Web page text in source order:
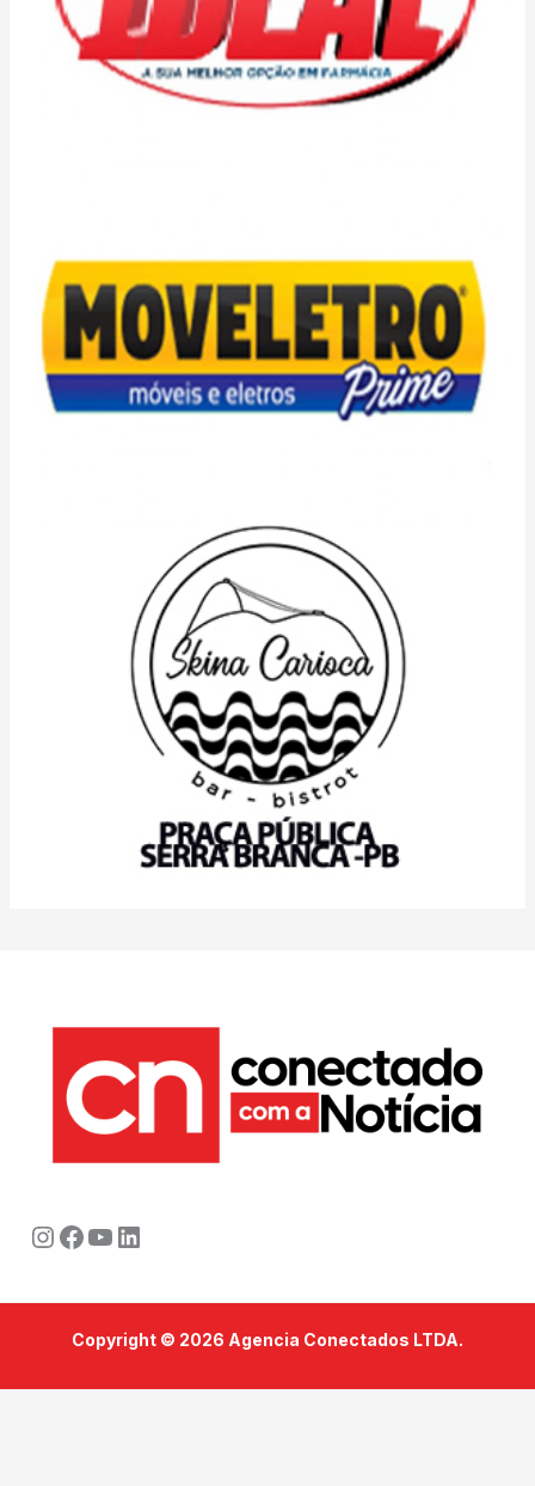
Instagram
Facebook
Youtube
LinkedIn
Copyright © 2026 Agencia Conectados LTDA.